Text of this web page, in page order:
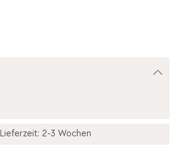
Lieferzeit: 2-3 Wochen